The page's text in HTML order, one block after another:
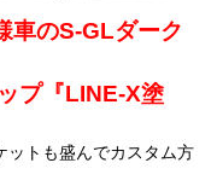
車のS-GLダーク
プ『LINE-X塗
ットも盛んでカスタム方